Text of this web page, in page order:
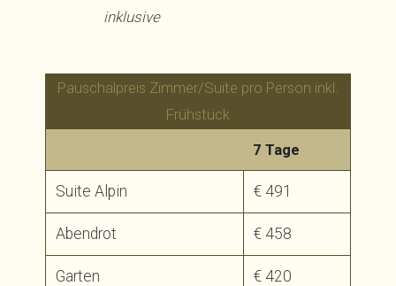
inklusive
Pauschalpreis Zimmer/Suite pro Person inkl.
Frühstück
7 Tage
Suite Alpin € 491
Abendrot € 458
Garten € 420